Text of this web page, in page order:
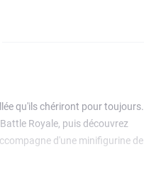
qu'ils chériront pour toujours.
Royale, puis découvrez
d'une minifigurine de
l'ombre, à échanger dans les